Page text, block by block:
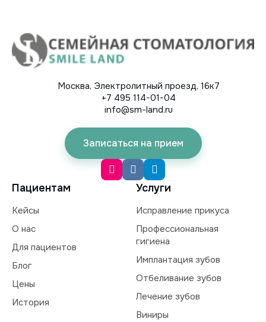
Москва, Электролитный проезд, 16к7
+7 495 114-01-04
info@sm-land.ru
Записаться на прием
Пациентам
Кейсы
О нас
Для пациентов
Блог
Цены
История
Услуги
Исправление прикуса
Профессиональная
гигиена
Имплантация зубов
Отбеливание зубов
Лечение зубов
Виниры